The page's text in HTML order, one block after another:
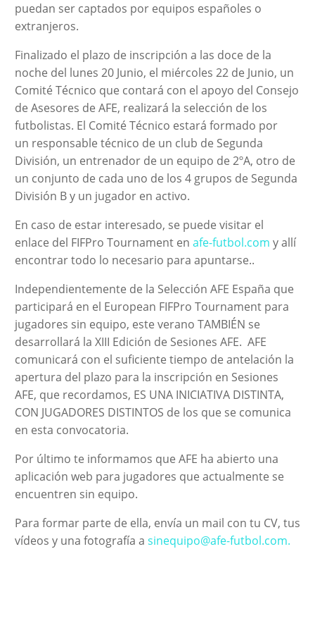
puedan ser captados por equipos españoles o
extranjeros.
Finalizado el plazo de inscripción a las doce de la
noche del lunes 20 Junio, el miércoles 22 de Junio, un
Comité Técnico que contará con el apoyo del Consejo
de Asesores de AFE, realizará la selección de los
futbolistas. El Comité Técnico estará formado por
un responsable técnico de un club de Segunda
División, un entrenador de un equipo de 2ºA, otro de
un conjunto de cada uno de los 4 grupos de Segunda
División B y un jugador en activo.
En caso de estar interesado, se puede visitar el
enlace del FIFPro Tournament en afe-futbol.com y allí
encontrar todo lo necesario para apuntarse..
Independientemente de la Selección AFE España que
participará en el European FIFPro Tournament para
jugadores sin equipo, este verano TAMBIÉN se
desarrollará la XIII Edición de Sesiones AFE. AFE
comunicará con el suficiente tiempo de antelación la
apertura del plazo para la inscripción en Sesiones
AFE, que recordamos, ES UNA INICIATIVA DISTINTA,
CON JUGADORES DISTINTOS de los que se comunica
en esta convocatoria.
Por último te informamos que AFE ha abierto una
aplicación web para jugadores que actualmente se
encuentren sin equipo.
Para formar parte de ella, envía un mail con tu CV, tus
vídeos y una fotografía a sinequipo@afe-futbol.com.